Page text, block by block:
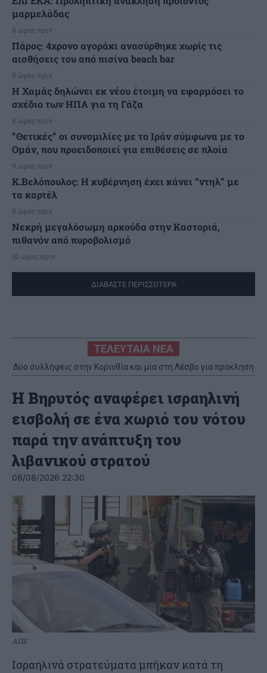
μαρμελάδας
8 ώρες πριν
Πάρος: 4χρονο αγοράκι ανασύρθηκε χωρίς τις
αισθήσεις του από πισίνα beach bar
8 ώρες πριν
Η Χαμάς δηλώνει εκ νέου έτοιμη να εφαρμόσει το
σχέδιο των ΗΠΑ για τη Γάζα
8 ώρες πριν
“Θετικές” οι συνομιλίες με το Ιράν σύμφωνα με το
Ομάν, που προειδοποιεί για επιθέσεις σε πλοία
9 ώρες πριν
Κ.Βελόπουλος: Η κυβέρνηση έχει κάνει “ντηλ” με
τα καρτέλ
9 ώρες πριν
Νεκρή μεγαλόσωμη αρκούδα στην Καστοριά,
πιθανόν από πυροβολισμό
10 ώρες πριν
ΔΙΑΒΑΣΤΕ ΠΕΡΙΣΣΟΤΕΡΑ